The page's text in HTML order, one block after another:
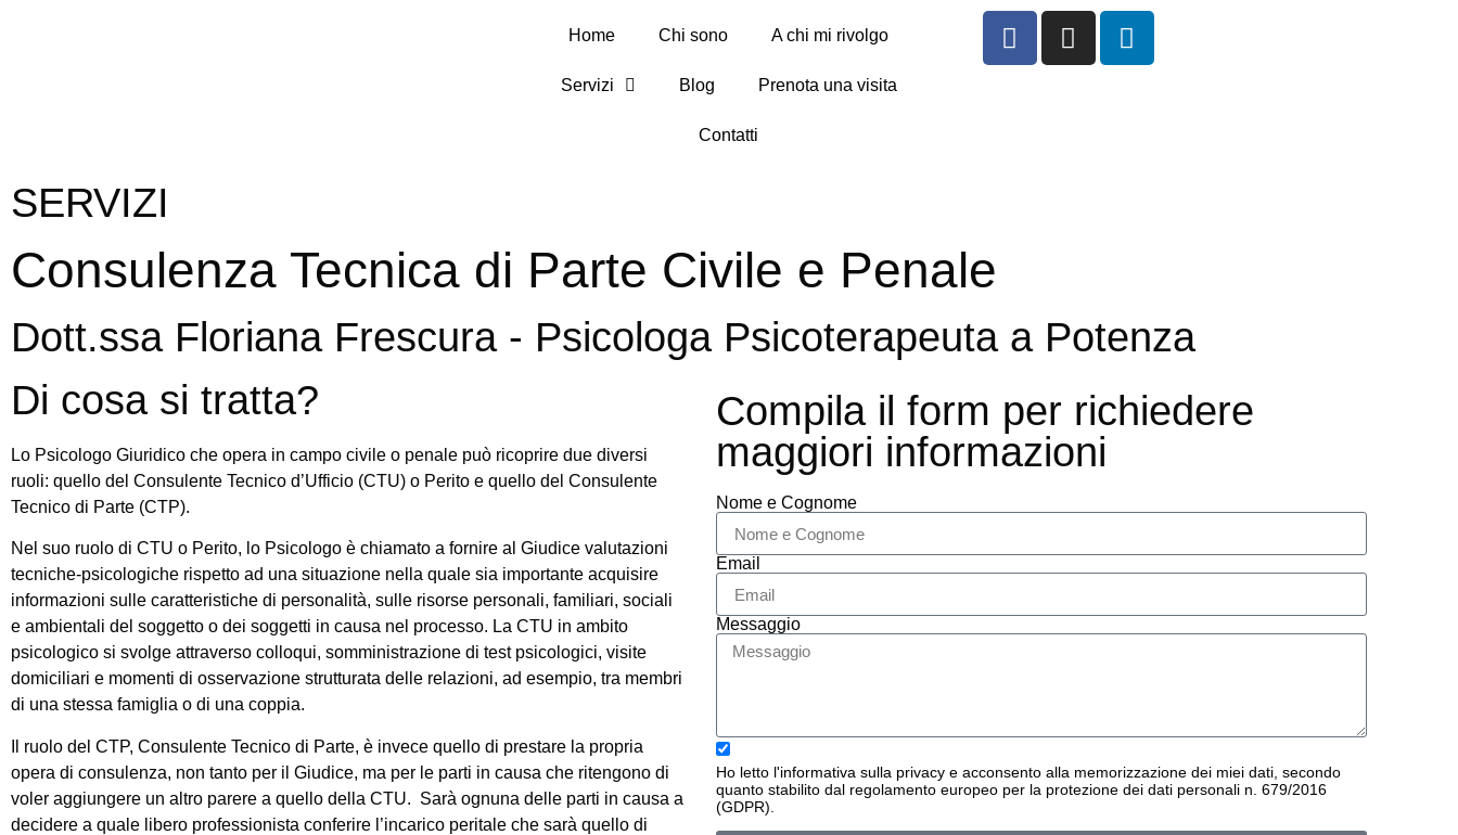
Home Chi sono A chi mi rivolgo
Servizi Blog Prenota una visita
Contatti
SERVIZI
Consulenza Tecnica di Parte Civile e Penale
Dott.ssa Floriana Frescura - Psicologa Psicoterapeuta a Potenza
Di cosa si tratta?
Lo Psicologo Giuridico che opera in campo civile o penale può ricoprire due diversi
ruoli: quello del Consulente Tecnico d’Ufficio (CTU) o Perito e quello del Consulente
Tecnico di Parte (CTP).
Nel suo ruolo di CTU o Perito, lo Psicologo è chiamato a fornire al Giudice valutazioni
tecniche-psicologiche rispetto ad una situazione nella quale sia importante acquisire
informazioni sulle caratteristiche di personalità, sulle risorse personali, familiari, sociali
e ambientali del soggetto o dei soggetti in causa nel processo. La CTU in ambito
psicologico si svolge attraverso colloqui, somministrazione di test psicologici, visite
domiciliari e momenti di osservazione strutturata delle relazioni, ad esempio, tra membri
di una stessa famiglia o di una coppia.
Il ruolo del CTP, Consulente Tecnico di Parte, è invece quello di prestare la propria
opera di consulenza, non tanto per il Giudice, ma per le parti in causa che ritengono di
voler aggiungere un altro parere a quello della CTU. Sarà ognuna delle parti in causa a
decidere a quale libero professionista conferire l’incarico peritale che sarà quello di
Compila il form per richiedere
maggiori informazioni
Nome e Cognome
Email
Messaggio
Ho letto l'informativa sulla privacy e acconsento alla memorizzazione dei miei dati, secondo
quanto stabilito dal regolamento europeo per la protezione dei dati personali n. 679/2016
(GDPR).